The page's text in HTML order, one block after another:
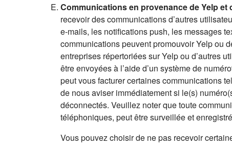
Communications en provenance de Yelp et
recevoir des communications d’autres
e-mails, les notifications push, les messages
communications peuvent promouvoir Yelp ou
entreprises répertoriées sur Yelp ou d’autres
être envoyées à l’aide d’un système de
peut vous facturer certaines communications
de nous aviser immédiatement si le(s)
déconnectés. Veuillez noter que toute
téléphoniques, peut être surveillée et
Vous pouvez choisir de ne pas recevoir